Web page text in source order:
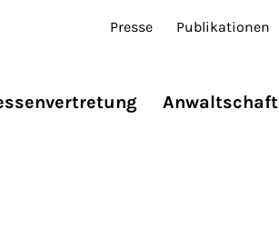
Presse Publikationen
Anwaltschaft